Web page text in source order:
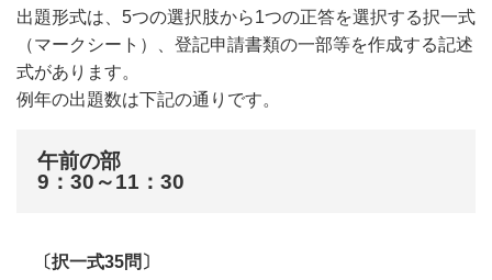
出題形式は、5つの選択肢から1つの正答を選択する択一式
（マークシート）、登記申請書類の一部等を作成する記述
式があります。
例年の出題数は下記の通りです。
午前の部
9：30～11：30
〔択一式35問〕